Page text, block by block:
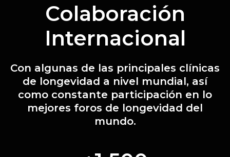
Colaboración
Internacional
Con algunas de las principales clínicas
de longevidad a nivel mundial, así
como constante participación en lo
mejores foros de longevidad del
mundo.